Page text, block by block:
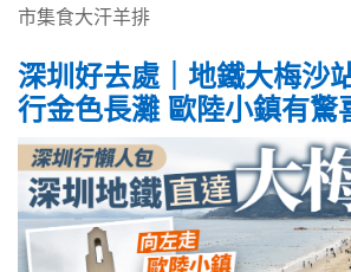
市集食大汗羊排
深圳好去處｜地鐵大梅沙
行金色長灘 歐陸小鎮有驚